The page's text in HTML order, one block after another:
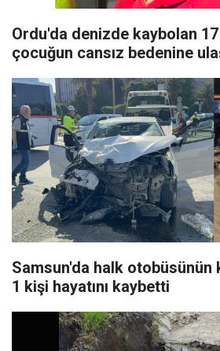
Ordu'da denizde kaybolan 17
çocuğun cansız bedenine
Samsun'da halk otobüsünün
1 kişi hayatını kaybetti